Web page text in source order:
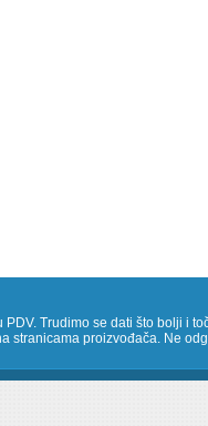
Trudimo se dati što bolji i
stranicama proizvođača. Ne